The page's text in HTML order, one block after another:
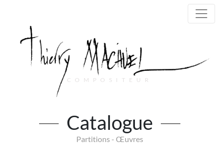
COMPOSITEUR
Main Navigation
Catalogue
Partitions - Œuvres